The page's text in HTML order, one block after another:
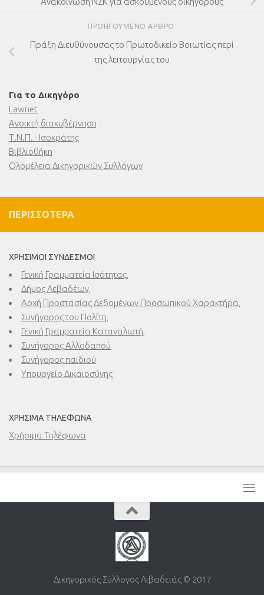
ΠΡΟΗΓΟΎΜΕΝΟ ΆΡΘΡΟ
Πράξη Διευθύνουσας το Πρωτοδικείο Βοιωτίας περί
της λειτουργίας του
Για το Δικηγόρο
Lawnet
Ανοικτή διακυβέρνηση
Τ.Ν.Π. - Ισοκράτης
Βιβλιοθήκη
Ολομέλεια Δικηγορικών Συλλόγων
ΠΕΡΙΣΣΌΤΕΡΑ
ΧΡΉΣΙΜΟΙ ΣΎΝΔΕΣΜΟΙ
Γενική Γραμματεία Ισότητας,
Δήμος Λεβαδέων,
Αρχή Προστασίας Δεδομένων Προσωπικού Χαρακτήρα,
Συνήγορος του Πολίτη,
Γενική Γραμματεία Καταναλωτή,
Συνήγορος Αλλοδαπού
Συνήγορος παιδιού
Υπουργείο Δικαιοσύνης
ΧΡΉΣΙΜΑ ΤΗΛΈΦΩΝΑ
Χρήσιμα Τηλέφωνα
Δικηγορικός Σύλλογος Λιβαδειάς © 2017